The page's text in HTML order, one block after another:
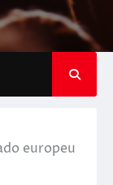
europeu